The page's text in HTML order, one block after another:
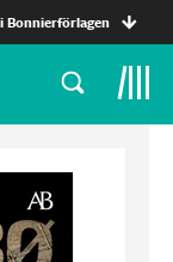
Bonnierförlagen